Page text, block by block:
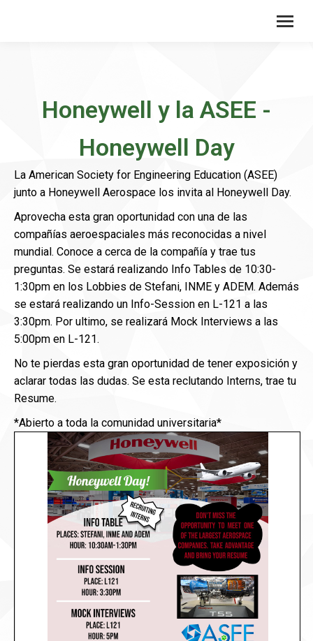
Honeywell y la ASEE -
Honeywell Day
La American Society for Engineering Education (ASEE)
junto a Honeywell Aerospace los invita al Honeywell Day.
Aprovecha esta gran oportunidad con una de las
compañías aeroespaciales más reconocidas a nivel
mundial. Conoce a cerca de la compañía y trae tus
preguntas. Se estará realizando Info Tables de 10:30-
1:30pm en los Lobbies de Stefani, INME y ADEM. Además
se estará realizando un Info-Session en L-121 a las
3:30pm. Por ultimo, se realizará Mock Interviews a las
5:00pm en L-121.
No te pierdas esta gran oportunidad de tener exposición y
aclarar todas las dudas. Se esta reclutando Interns, trae tu
Resume.
*Abierto a toda la comunidad universitaria*